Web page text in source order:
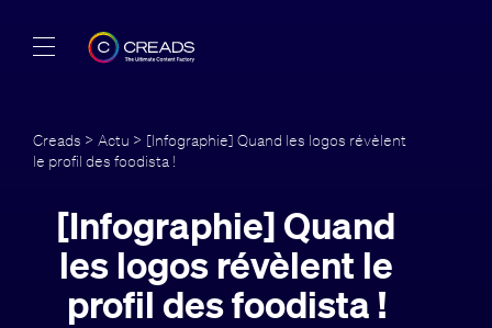
Offres
À propos
Guide
Creads > Actu > [Infographie] Quand les logos révèlent
le profil des foodista !
[Infographie] Quand
les logos révèlent le
profil des foodista !